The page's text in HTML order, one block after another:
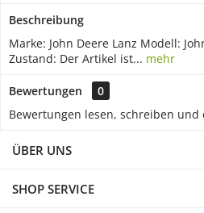
Beschreibung
Marke: John Deere Lanz Modell:
Zustand: Der Artikel ist... mehr
Bewertungen
0
Bewertungen lesen, schreiben und
ÜBER UNS
SHOP SERVICE